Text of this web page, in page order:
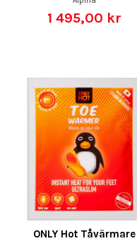
1 495,00 kr
ONLY Hot Tåvärmare